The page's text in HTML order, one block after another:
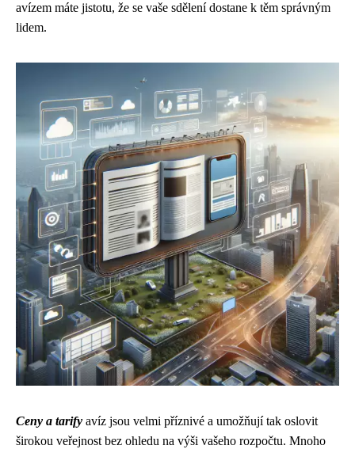
avízem máte jistotu, že se vaše sdělení dostane k těm správným
lidem.
Ceny a tarify avíz jsou velmi příznivé a umožňují tak oslovit
širokou veřejnost bez ohledu na výši vašeho rozpočtu. Mnoho